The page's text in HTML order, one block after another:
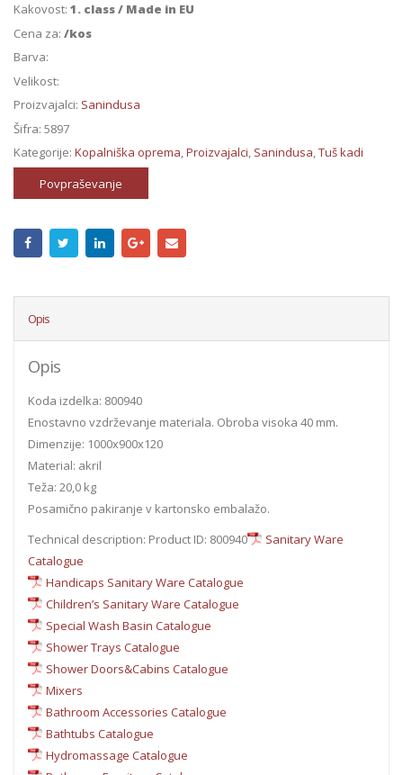
Kakovost: 1. class / Made in EU
Cena za: /kos
Barva:
Velikost:
Proizvajalci: Sanindusa
Šifra: 5897
Kategorije: Kopalniška oprema,Proizvajalci, Sanindusa,Tuš kadi
Povpraševanje
Opis
Opis
Koda izdelka: 800940
Enostavno vzdrževanje materiala. Obroba visoka 40 mm.
Dimenzije: 1000x900x120
Material: akril
Teža: 20,0 kg
Posamično pakiranje v kartonsko embalažo.
Technical description: Product ID: 800940
Sanitary Ware
Catalogue
Handicaps Sanitary Ware Catalogue
Children’s Sanitary Ware Catalogue
Special Wash Basin Catalogue
Shower Trays Catalogue
Shower Doors&Cabins Catalogue
Mixers
Bathroom Accessories Catalogue
Bathtubs Catalogue
Hydromassage Catalogue